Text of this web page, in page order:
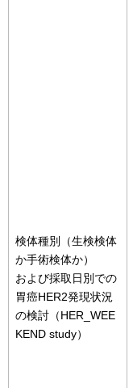
検体種別（生検検体
か手術検体か）
および採取日別での
胃癌HER2発現状況
の検討（HER_WEE
KEND study）